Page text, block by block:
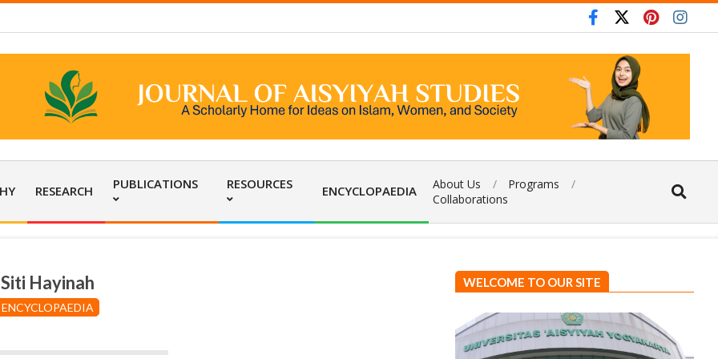
RESEARCH PUBLICATIONS RESOURCES ENCYCLOPAEDIA About Us
Programs
Collaborations
Siti Hayinah
ENCYCLOPAEDIA
WELCOME TO OUR SITE